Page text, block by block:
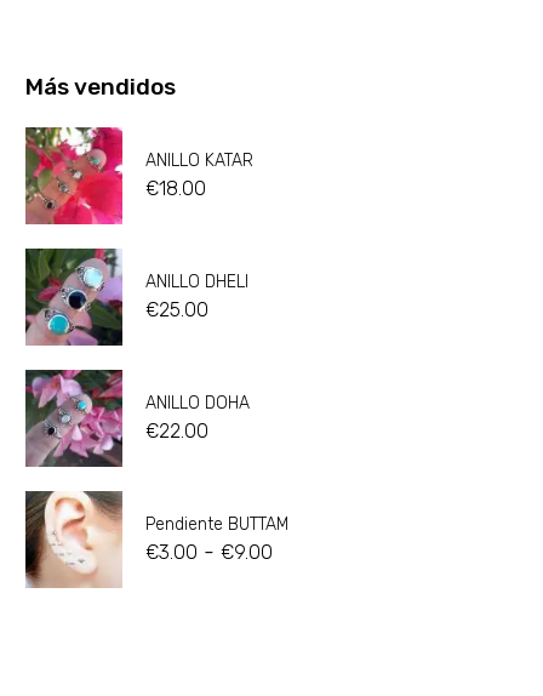
Más vendidos
ANILLO KATAR
€18.00
ANILLO DHELI
€25.00
ANILLO DOHA
€22.00
Pendiente BUTTAM
€3.00 - €9.00